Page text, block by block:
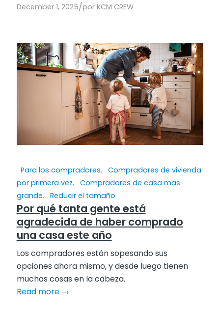
December 1, 2025/por KCM CREW
Para los compradores, Compradores de vivienda
por primera vez, Compradores de casa mas
grande, Reducir el tamaño
Por qué tanta gente está
agradecida de haber comprado
una casa este año
Los compradores están sopesando sus
opciones ahora mismo, y desde luego tienen
muchas cosas en la cabeza.
Read more→